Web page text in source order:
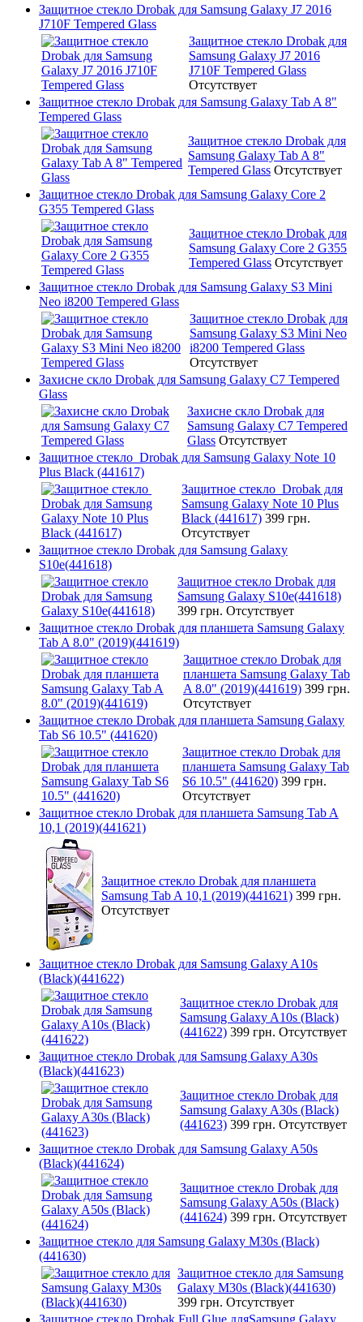
Защитное стекло Drobak для Samsung Galaxy J7 2016
J710F Tempered Glass
Защитное стекло Drobak для
Samsung Galaxy J7 2016
J710F Tempered Glass
Отсутствует
Защитное стекло Drobak для Samsung Galaxy Tab A 8"
Tempered Glass
Защитное стекло Drobak для
Samsung Galaxy Tab A 8"
Tempered Glass Отсутствует
Защитное стекло Drobak для Samsung Galaxy Core 2
G355 Tempered Glass
Защитное стекло Drobak для
Samsung Galaxy Core 2 G355
Tempered Glass Отсутствует
Защитное стекло Drobak для Samsung Galaxy S3 Mini
Neo i8200 Tempered Glass
Защитное стекло Drobak для
Samsung Galaxy S3 Mini Neo
i8200 Tempered Glass
Отсутствует
Захисне скло Drobak для Samsung Galaxy C7 Tempered
Glass
Захисне скло Drobak для
Samsung Galaxy C7 Tempered
Glass Отсутствует
Защитное стекло Drobak для Samsung Galaxy Note 10
Plus Black (441617)
Защитное стекло Drobak для
Samsung Galaxy Note 10 Plus
Black (441617) 399 грн.
Отсутствует
Защитное стекло Drobak для Samsung Galaxy
S10e(441618)
Защитное стекло Drobak для
Samsung Galaxy S10e(441618)
399 грн. Отсутствует
Защитное стекло Drobak для планшета Samsung Galaxy
Tab A 8.0" (2019)(441619)
Защитное стекло Drobak для
планшета Samsung Galaxy Tab
A 8.0" (2019)(441619) 399 грн.
Отсутствует
Защитное стекло Drobak для планшета Samsung Galaxy
Tab S6 10.5" (441620)
Защитное стекло Drobak для
планшета Samsung Galaxy Tab
S6 10.5" (441620) 399 грн.
Отсутствует
Защитное стекло Drobak для планшета Samsung Tab A
10,1 (2019)(441621)
Защитное стекло Drobak для планшета
Samsung Tab A 10,1 (2019)(441621) 399 грн.
Отсутствует
Защитное стекло Drobak для Samsung Galaxy A10s
(Black)(441622)
Защитное стекло Drobak для
Samsung Galaxy A10s (Black)
(441622) 399 грн. Отсутствует
Защитное стекло Drobak для Samsung Galaxy A30s
(Black)(441623)
Защитное стекло Drobak для
Samsung Galaxy A30s (Black)
(441623) 399 грн. Отсутствует
Защитное стекло Drobak для Samsung Galaxy A50s
(Black)(441624)
Защитное стекло Drobak для
Samsung Galaxy A50s (Black)
(441624) 399 грн. Отсутствует
Защитное стекло для Samsung Galaxy M30s (Black)
(441630)
Защитное стекло для Samsung
Galaxy M30s (Black)(441630)
399 грн. Отсутствует
Защитное стекло Drobak Full Glue дляSamsung Galaxy